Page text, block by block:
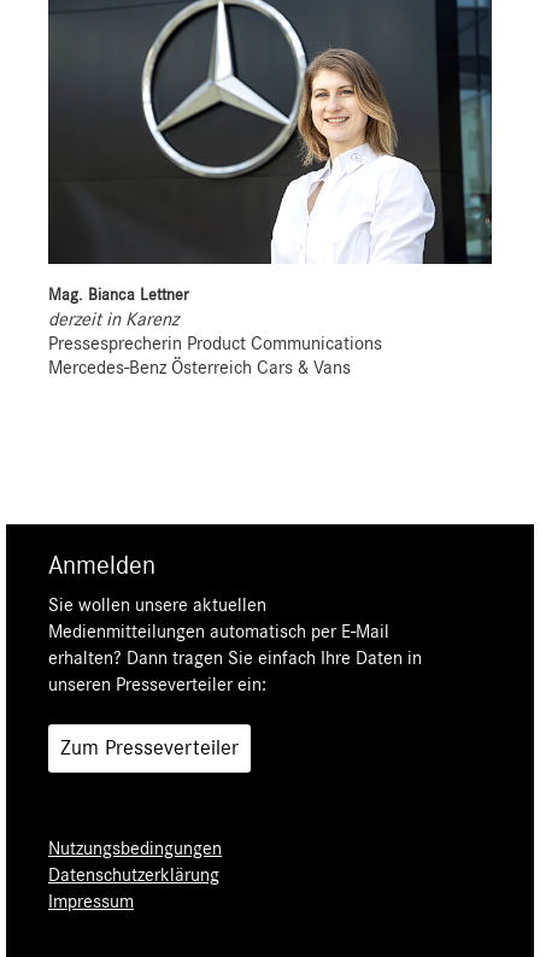
Mag. Bianca Lettner
derzeit in Karenz
Pressesprecherin Product Communications
Mercedes-Benz Österreich Cars & Vans
Anmelden
Sie wollen unsere aktuellen
Medienmitteilungen automatisch per E-Mail
erhalten? Dann tragen Sie einfach Ihre Daten in
unseren Presseverteiler ein:
Zum Presseverteiler
Nutzungsbedingungen
Datenschutzerklärung
Impressum